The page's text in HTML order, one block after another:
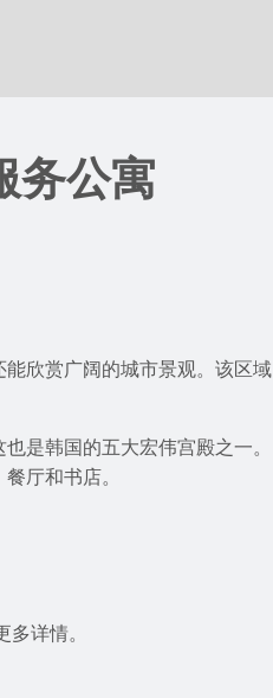
务公寓
欣赏广阔的城市景观。该区域
是韩国的五大宏伟宫殿之一。
厅和书店。
多详情。